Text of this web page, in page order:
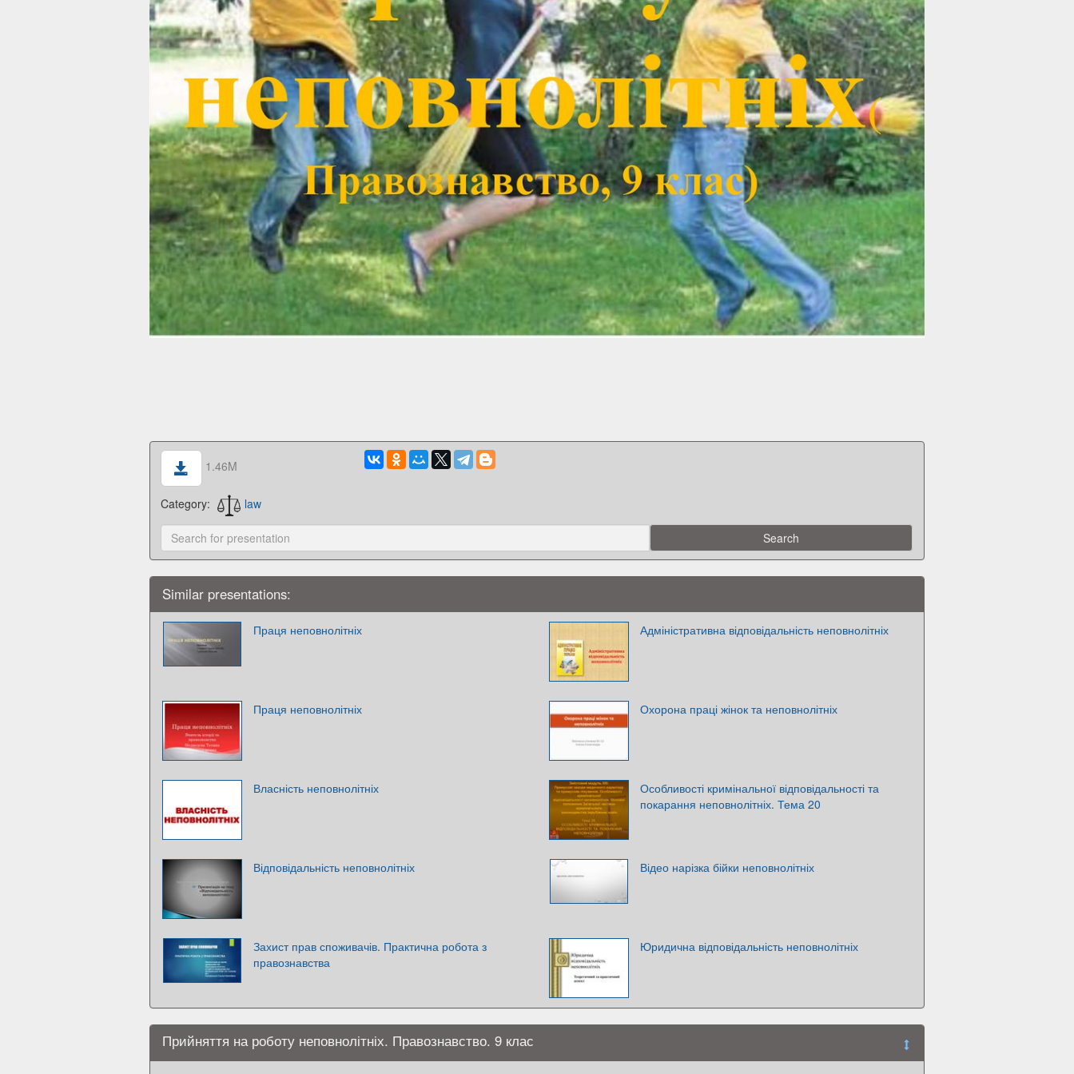
1.46M
Category: law
Similar presentations:
Праця неповнолітніх Адміністративна відповідальність неповнолітніх
Праця неповнолітніх Охорона праці жінок та неповнолітніх
Власність неповнолітніх
Особливості кримінальної відповідальності та
покарання неповнолітніх. Тема 20
Відповідальність неповнолітніх Відео нарізка бійки неповнолітніх
Захист прав споживачів. Практична робота з
правознавства
Юридична відповідальність неповнолітніх
Прийняття на роботу неповнолітніх. Правознавство. 9 клас